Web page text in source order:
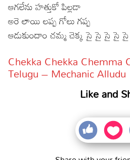
ఆగలేను హత్తుకో పిల్లడా
అరె లాయి లప్ప గోలు గప్ప
ఆడుకుందాం చమ్మ చెక్క సై సై సై సై సై
Chekka Chekka Chemma
Telugu – Mechanic Alludu
Like and